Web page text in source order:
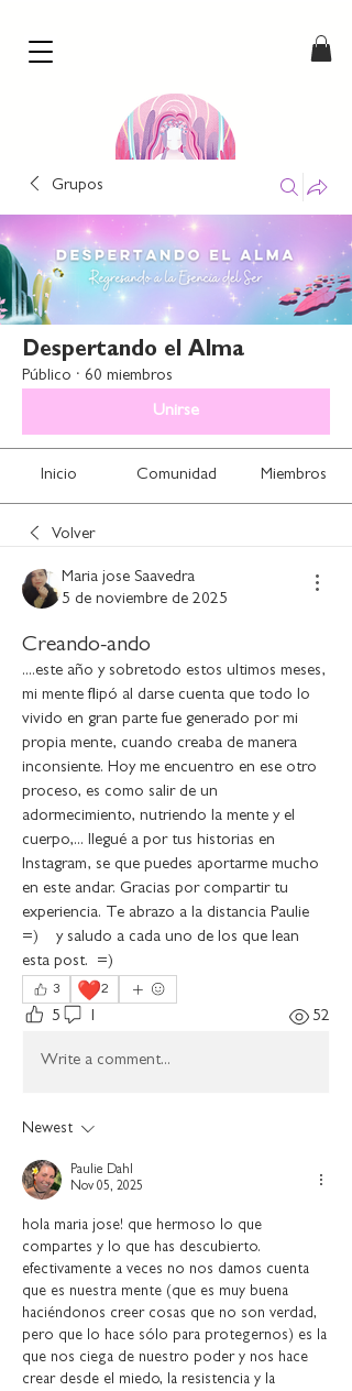
our comic hearts
by Paulie Dahl
Grupos
Despertando el Alma
Público · 60 miembros
Unirse
Inicio Comunidad Miembros
Volver
Maria jose Saavedra
5 de noviembre de 2025
Creando-ando
....este año y sobretodo estos ultimos meses,
mi mente flipó al darse cuenta que todo lo
vivido en gran parte fue generado por mi
propia mente, cuando creaba de manera
inconsiente. Hoy me encuentro en ese otro
proceso, es como salir de un
adormecimiento, nutriendo la mente y el
cuerpo,... llegué a por tus historias en
Instagram, se que puedes aportarme mucho
en este andar. Gracias por compartir tu
experiencia. Te abrazo a la distancia Paulie
=)    y saludo a cada uno de los que lean
esta post.  =)
3 ❤️2
5 1 52
Write a comment...
Newest
Paulie Dahl
Nov 05, 2025
hola maria jose! que hermoso lo que
compartes y lo que has descubierto.
efectivamente a veces no nos damos cuenta
que es nuestra mente (que es muy buena
haciéndonos creer cosas que no son verdad,
pero que lo hace sólo para protegernos) es la
que nos ciega de nuestro poder y nos hace
crear desde el miedo, la resistencia y la